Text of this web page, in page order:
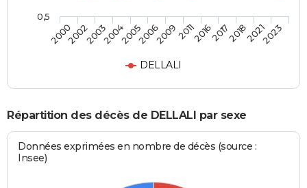
DELLALI
2000200220032004200520062009201120162017201820212023
0,5
Répartition des décès de DELLALI par sexe
Données exprimées en nombre de décès (source :
Insee)